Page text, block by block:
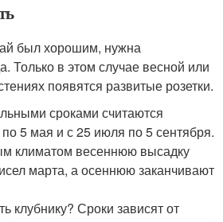
был хорошим, нужна
Только в этом случае весной или
появятся развитые розетки.
сроками считаются
5 мая и с 25 июля по 5 сентября.
климатом весеннюю высадку
марта, а осеннюю заканчивают
клубнику? Сроки зависят от